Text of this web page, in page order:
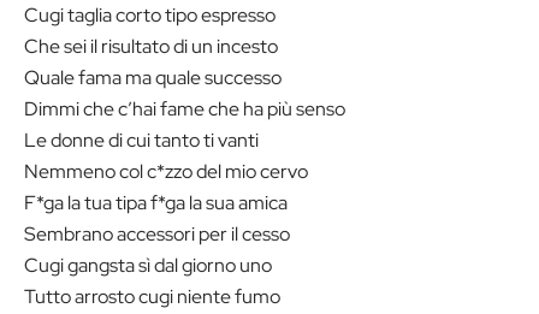
Cugi taglia corto tipo espresso
Che sei il risultato di un incesto
Quale fama ma quale successo
Dimmi che c’hai fame che ha più senso
Le donne di cui tanto ti vanti
Nemmeno col c*zzo del mio cervo
F*ga la tua tipa f*ga la sua amica
Sembrano accessori per il cesso
Cugi gangsta sì dal giorno uno
Tutto arrosto cugi niente fumo